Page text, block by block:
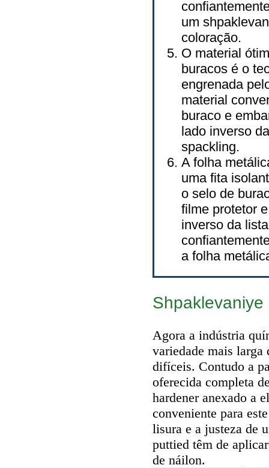
um
coloração.
O material
buracos é o
engrenada
material
buraco e
lado inverso
spackling.
A folha
uma fita
o selo de
filme protetor
inverso da
a folha
Agora a indústria
variedade mais larga
difíceis. Contudo a
oferecida completa
hardener anexado a
conveniente para
lisura e a justeza de
puttied têm de
de náilon.